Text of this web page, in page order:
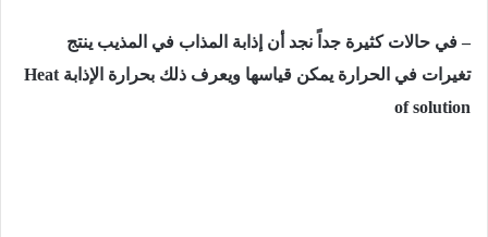
– في حالات كثيرة جداً نجد أن إذابة المذاب في المذيب ينتج
تغيرات في الحرارة يمكن قياسها ويعرف ذلك بحرارة الإذابة Heat
of solution